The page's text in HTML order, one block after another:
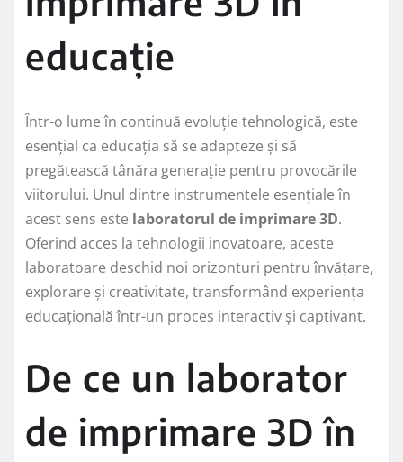
educație
Într-o lume în continuă evoluție tehnologică, este
esențial ca educația să se adapteze și să
pregătească tânăra generație pentru provocările
viitorului. Unul dintre instrumentele esențiale în
acest sens este laboratorul de imprimare 3D.
Oferind acces la tehnologii inovatoare, aceste
laboratoare deschid noi orizonturi pentru învățare,
explorare și creativitate, transformând experiența
educațională într-un proces interactiv și captivant.
De ce un laborator
de imprimare 3D în